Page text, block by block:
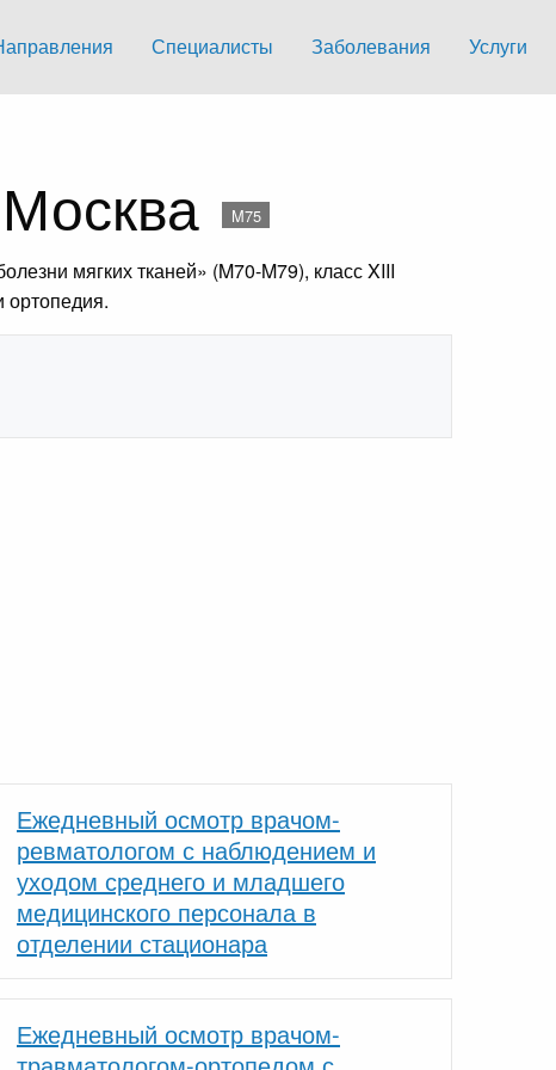
Специалисты Заболевания Услуги
M75
мягких тканей» (M70-M79), класс XIII
ортопедия.
Ежедневный осмотр врачом-
ревматологом с наблюдением и
уходом среднего и младшего
медицинского персонала в
отделении стационара
Ежедневный осмотр врачом-